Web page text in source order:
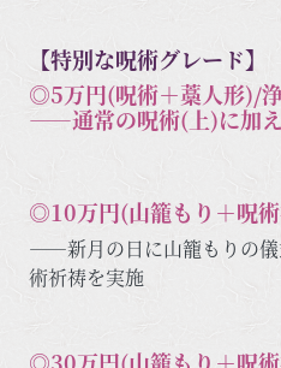
【特別な呪術グレード】
◎5万円(呪術＋藁人形)/
――通常の呪術(上)に加
◎10万円(山籠もり＋呪
――新月の日に山籠もりの儀
術祈祷を実施